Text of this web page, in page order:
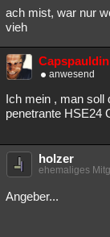
ach mist, war nur
vieh
Capspauldin
anwesend
Ich mein , man soll
penetrante HSE24
holzer
ehemaliges
Angeber...